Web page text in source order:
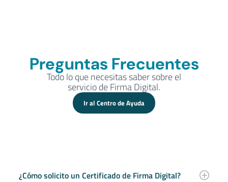
Preguntas Frecuentes
Todo lo que necesitas saber sobre el
servicio de Firma Digital.
Ir al Centro de Ayuda
¿Cómo solicito un Certificado de Firma Digital?